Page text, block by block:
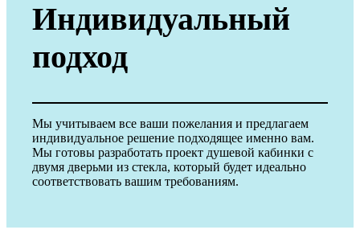
Индивидуальный
подход
Мы учитываем все ваши пожелания и предлагаем
индивидуальное решение подходящее именно вам.
Мы готовы разработать проект душевой кабинки с
двумя дверьми из стекла, который будет идеально
соответствовать вашим требованиям.